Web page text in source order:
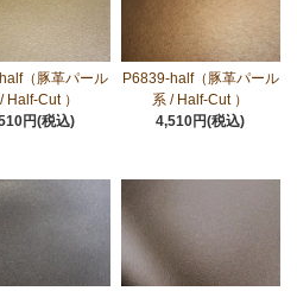
（豚革パール
Half-Cut ）
円(税込)
P6839-half（豚革パール
系 / Half-Cut ）
4,510円(税込)